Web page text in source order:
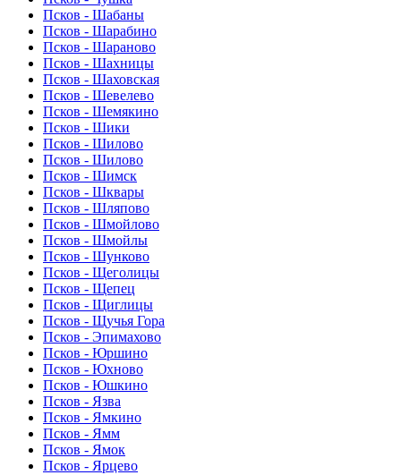
Псков - Шабаны
Псков - Шарабино
Псков - Шараново
Псков - Шахницы
Псков - Шаховская
Псков - Шевелево
Псков - Шемякино
Псков - Шики
Псков - Шилово
Псков - Шилово
Псков - Шимск
Псков - Шквары
Псков - Шляпово
Псков - Шмойлово
Псков - Шмойлы
Псков - Шунково
Псков - Щеголицы
Псков - Щепец
Псков - Щиглицы
Псков - Щучья Гора
Псков - Эпимахово
Псков - Юршино
Псков - Юхново
Псков - Юшкино
Псков - Язва
Псков - Ямкино
Псков - Ямм
Псков - Ямок
Псков - Ярцево